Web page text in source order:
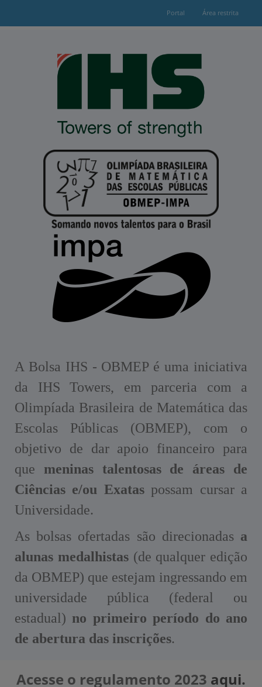
Portal Área restrita
A Bolsa IHS - OBMEP é uma iniciativa
da IHS Towers, em parceria com a
Olimpíada Brasileira de Matemática das
Escolas Públicas (OBMEP), com o
objetivo de dar apoio financeiro para
que meninas talentosas de áreas de
Ciências e/ou Exataspossam cursar a
Universidade.
As bolsas ofertadas são direcionadas a
alunas medalhistas(de qualquer edição
da OBMEP) que estejam ingressando em
universidade pública (federal ou
estadual) no primeiro período do ano
de abertura das inscrições.
Acesse o regulamento 2023 aqui.